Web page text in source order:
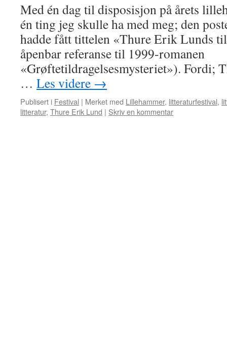
Med én dag til disposisjon på årets
én ting jeg skulle ha med meg; den
hadde fått tittelen «Thure Erik Lunds
åpenbar referanse til 1999-romanen
«Grøftetildragelsesmysteriet»). Fordi;
… Les videre →
Publisert i Festival | Merket med Lillehammer, litteraturfestival,
litteratur, Thure Erik Lund | Skriv en kommentar